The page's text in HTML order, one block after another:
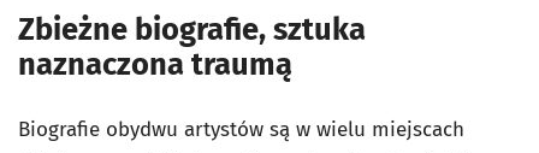
Zbieżne biografie, sztuka
naznaczona traumą
Biografie obydwu artystów są w wielu miejscach